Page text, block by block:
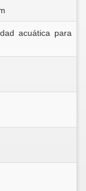
acuática para